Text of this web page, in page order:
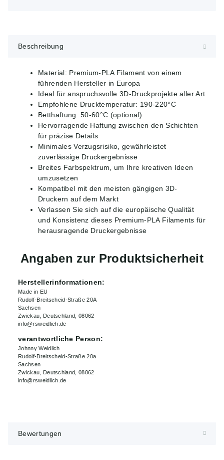
Beschreibung
Material: Premium-PLA Filament von einem
führenden Hersteller in Europa
Ideal für anspruchsvolle 3D-Druckprojekte aller Art
Empfohlene Drucktemperatur: 190-220°C
Betthaftung: 50-60°C (optional)
Hervorragende Haftung zwischen den Schichten
für präzise Details
Minimales Verzugsrisiko, gewährleistet
zuverlässige Druckergebnisse
Breites Farbspektrum, um Ihre kreativen Ideen
umzusetzen
Kompatibel mit den meisten gängigen 3D-
Druckern auf dem Markt
Verlassen Sie sich auf die europäische Qualität
und Konsistenz dieses Premium-PLA Filaments für
herausragende Druckergebnisse
Angaben zur Produktsicherheit
Herstellerinformationen:
Made in EU
Rudolf-Breitscheid-Straße 20A
Sachsen
Zwickau, Deutschland, 08062
info@rsweidlich.de
verantwortliche Person:
Johnny Weidlich
Rudolf-Breitscheid-Straße 20a
Sachsen
Zwickau, Deutschland, 08062
info@rsweidlich.de
Bewertungen